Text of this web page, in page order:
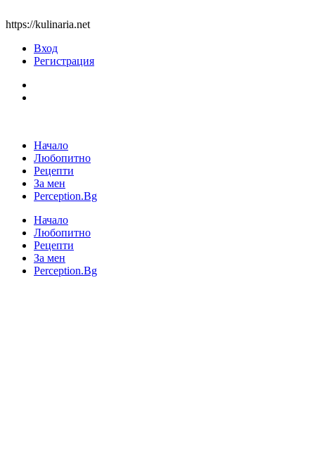
https://kulinaria.net
Вход
Регистрация
Начало
Любопитно
Рецепти
За мен
Perception.Bg
Начало
Любопитно
Рецепти
За мен
Perception.Bg